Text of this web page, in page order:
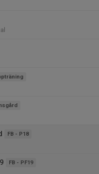
FB - P18
FB - PF19